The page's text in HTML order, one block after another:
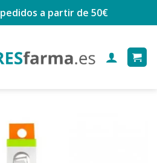
pedidos a partir de 50€